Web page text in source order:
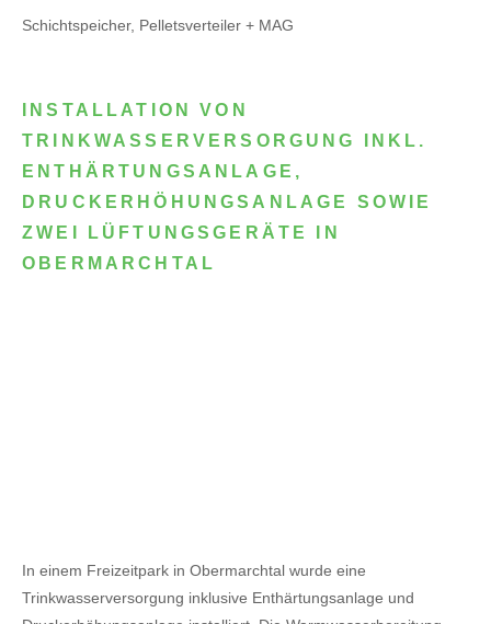
Schichtspeicher, Pelletsverteiler + MAG
INSTALLATION VON
TRINKWASSERVERSORGUNG INKL.
ENTHÄRTUNGSANLAGE,
DRUCKERHÖHUNGSANLAGE SOWIE
ZWEI LÜFTUNGSGERÄTE IN
OBERMARCHTAL
In einem Freizeitpark in Obermarchtal wurde eine
Trinkwasserversorgung inklusive Enthärtungsanlage und